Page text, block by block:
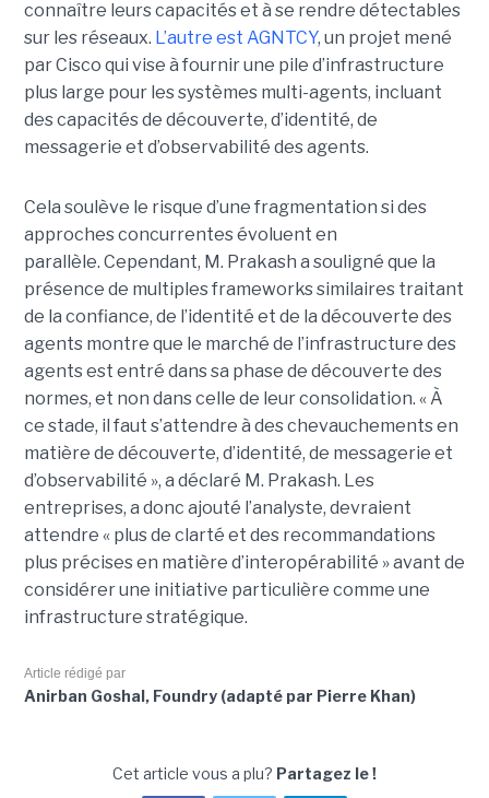
connaître leurs capacités et à se rendre détectables
sur les réseaux. L’autre est AGNTCY, un projet mené
par Cisco qui vise à fournir une pile d’infrastructure
plus large pour les systèmes multi-agents, incluant
des capacités de découverte, d’identité, de
messagerie et d’observabilité des agents.
Cela soulève le risque d’une fragmentation si des
approches concurrentes évoluent en
parallèle. Cependant, M. Prakash a souligné que la
présence de multiples frameworks similaires traitant
de la confiance, de l’identité et de la découverte des
agents montre que le marché de l’infrastructure des
agents est entré dans sa phase de découverte des
normes, et non dans celle de leur consolidation. « À
ce stade, il faut s’attendre à des chevauchements en
matière de découverte, d’identité, de messagerie et
d’observabilité », a déclaré M. Prakash. Les
entreprises, a donc ajouté l’analyste, devraient
attendre « plus de clarté et des recommandations
plus précises en matière d’interopérabilité » avant de
considérer une initiative particulière comme une
infrastructure stratégique.
Article rédigé par
Anirban Goshal, Foundry (adapté par Pierre Khan)
Cet article vous a plu? Partagez le !